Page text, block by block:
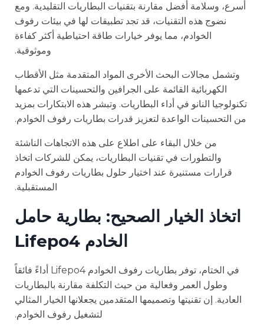
أسرع، وسلامة أفضل مقارنة بتقنيات البطاريات التقليدية. ومع
نضوج هذه التقنيات، قد تجد تطبيقات لها في بيئات رفوف
الخوادم، مما يوفر خيارات طاقة احتياطية أكثر كفاءة
وموثوقية.
وتشمل مجالات البحث الأخرى المواد المتقدمة مثل الأقطاب
الكهربائية القائمة على الجرافين والتحسينات التي تدعمها
تكنولوجيا النانو في أداء البطاريات. وتبشر هذه الابتكارات بمزيد
من التحسينات الواعدة لتعزيز قدرات بطاريات رفوف الخوادم.
من خلال البقاء على اطلاع على هذه الاتجاهات الناشئة
والتطورات في تقنيات البطاريات، يمكن للشركات اتخاذ
قرارات مستنيرة عند اختيار حلول بطاريات رفوف الخوادم
المستقبلية.
اتخاذ الخيار الصحيح: بطارية حامل
الخادم Lifepo4
في الختام، توفر بطاريات رفوف الخوادم Lifepo4 أداءً فائقاً
وطول العمر وفعالية من حيث التكلفة مقارنة بالبطاريات
العادية. إن تقنيتها وتصميمها المتقدمين يجعلانها الخيار المثالي
لتشغيل رفوف الخوادم.